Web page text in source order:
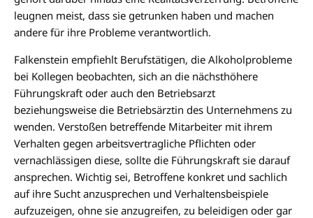
leugnen meist, dass sie getrunken haben und machen
andere für ihre Probleme verantwortlich.
Falkenstein empfiehlt Berufstätigen, die Alkoholprobleme
bei Kollegen beobachten, sich an die nächsthöhere
Führungskraft oder auch den Betriebsarzt
beziehungsweise die Betriebsärztin des Unternehmens zu
wenden. Verstoßen betreffende Mitarbeiter mit ihrem
Verhalten gegen arbeitsvertragliche Pflichten oder
vernachlässigen diese, sollte die Führungskraft sie darauf
ansprechen. Wichtig sei, Betroffene konkret und sachlich
auf ihre Sucht anzusprechen und Verhaltensbeispiele
aufzuzeigen, ohne sie anzugreifen, zu beleidigen oder gar